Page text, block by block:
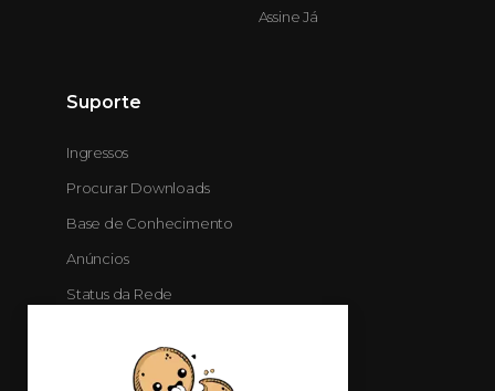
Assine Já
Suporte
Ingressos
Procurar Downloads
Base de Conhecimento
Anúncios
Status da Rede